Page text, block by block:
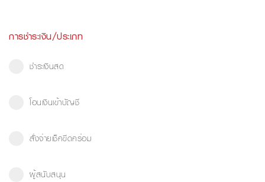
การชำระเงิน/ประเภท
ชำระเงินสด
โอนเงินเข้าบัญชี
สั่งจ่ายเช็คขีดคร่อม
ผู้สนับสนุน